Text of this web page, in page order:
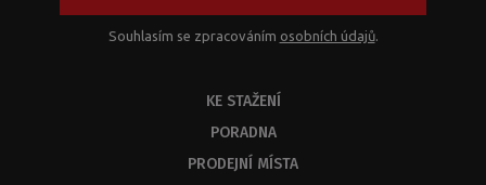
Souhlasím se zpracováním osobních údajů.
KE STAŽENÍ
PORADNA
PRODEJNÍ MÍSTA